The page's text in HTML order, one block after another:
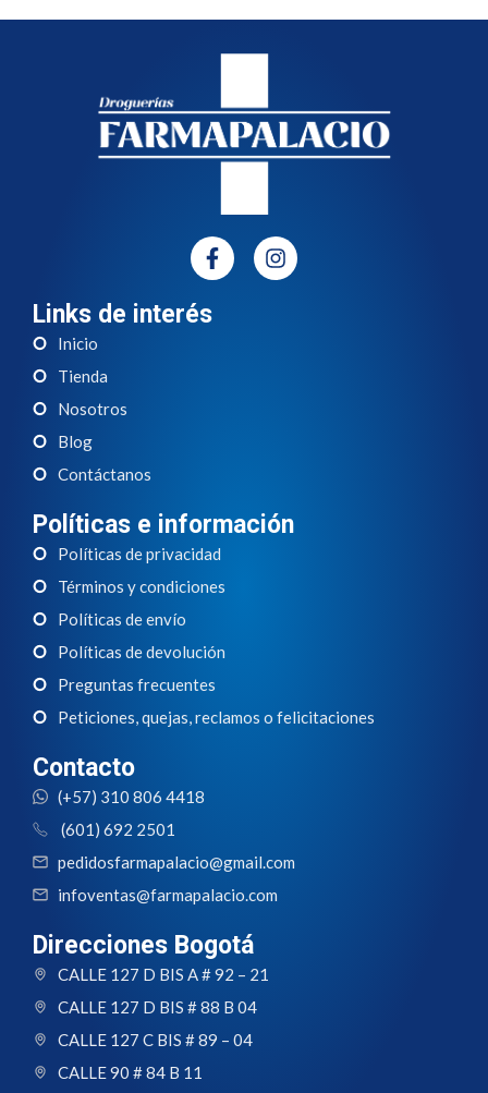
Links de interés
Inicio
Tienda
Nosotros
Blog
Contáctanos
Políticas e información
Políticas de privacidad
Términos y condiciones
Políticas de envío
Políticas de devolución
Preguntas frecuentes
Peticiones, quejas, reclamos o felicitaciones
Contacto
(+57) 310 806 4418
(601) 692 2501
pedidosfarmapalacio@gmail.com
infoventas@farmapalacio.com
Direcciones Bogotá
CALLE 127 D BIS A # 92 – 21
CALLE 127 D BIS # 88 B 04
CALLE 127 C BIS # 89 – 04
CALLE 90 # 84 B 11